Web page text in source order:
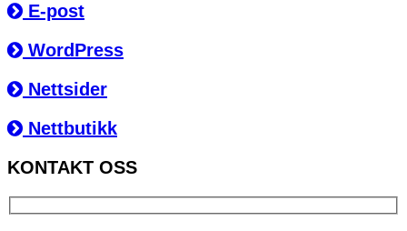
E-post
WordPress
Nettsider
Nettbutikk
KONTAKT OSS